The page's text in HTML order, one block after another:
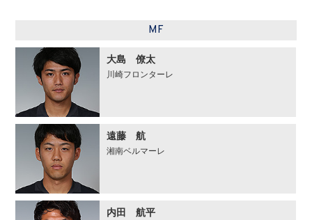
MF
大島 僚太
川崎フロンターレ
遠藤 航
湘南ベルマーレ
内田 航平